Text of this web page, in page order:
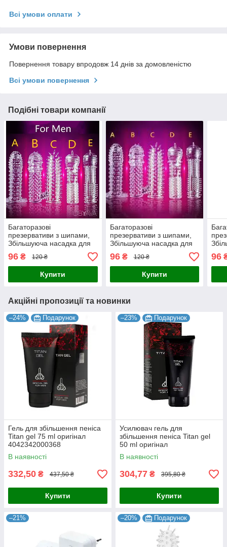
Всі умови оплати
Умови повернення
Повернення товару впродовж 14 днів за домовленістю
Всі умови повернення
Подібні товари компанії
Багаторазові
презервативи з шипами,
Збільшуюча насадка для
стимуляції вагіни (А)
96 ₴ 120 ₴
Купити
Багаторазові
презервативи з шипами,
Збільшуюча насадка для
стимуляції вагіни (С)
96₴ 120 ₴
Купити
96
Акційні пропозиції та новинки
–24% Подарунок
Гель для збільшення пеніса
Titan gel 75 ml оригінал
4042342000368
В наявності
332,50 ₴ 437,50 ₴
Купити
–23% Подарунок
Усилювач гель для
збільшення пеніса Titan gel
50 ml оригінал
4630017970018
В наявності
304,77 ₴ 395,80 ₴
Купити
–21% –20% Подарунок